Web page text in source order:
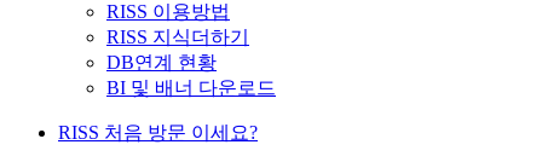
RISS 이용방법
RISS 지식더하기
DB연계 현황
BI 및 배너 다운로드
RISS 처음 방문 이세요?